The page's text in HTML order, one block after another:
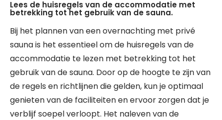
Lees de huisregels van de accommodatie met
betrekking tot het gebruik van de sauna.
Bij het plannen van een overnachting met privé
sauna is het essentieel om de huisregels van de
accommodatie te lezen met betrekking tot het
gebruik van de sauna. Door op de hoogte te zijn van
de regels en richtlijnen die gelden, kun je optimaal
genieten van de faciliteiten en ervoor zorgen dat je
verblijf soepel verloopt. Het naleven van de